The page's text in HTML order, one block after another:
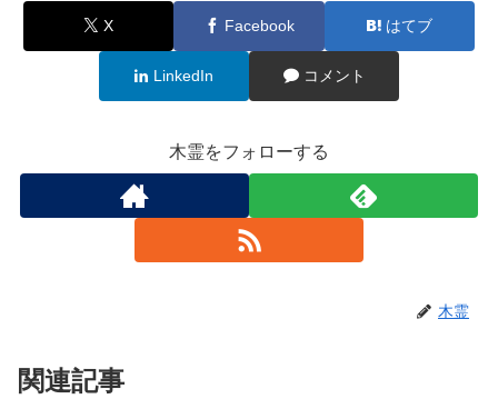
X Facebook はてブ
LinkedIn コメント
木霊をフォローする
木霊
関連記事